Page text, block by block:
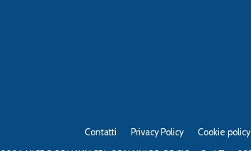
Contatti Privacy Policy Cookie policy